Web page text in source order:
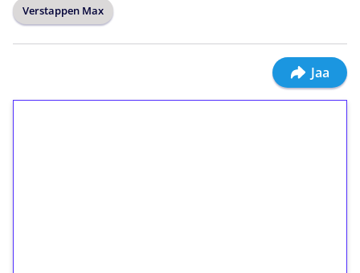
Verstappen Max
Jaa